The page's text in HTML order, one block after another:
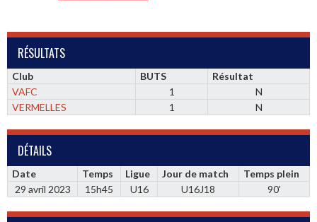
RÉSULTATS
Club BUTS
Résultat
VAFC
1
N
VERMELLES
1 N
DÉTAILS
Date Temps Ligue Jour de match
Temps plein
29 avril 2023
15h45 U16 U16J18 90'